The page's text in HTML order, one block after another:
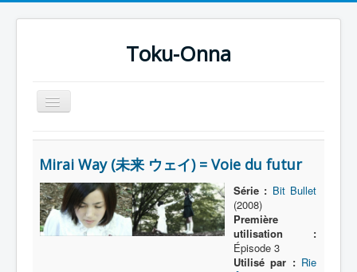
Toku-Onna
Basculer
la
Accueil
Toku-Actrices
Toku-Critiques
Séries
Mirai Way (未来 ウェイ) = Voie du futur
Série : Bit Bullet
(2008)
Première
utilisation :
Épisode 3
Utilisé par : Rie